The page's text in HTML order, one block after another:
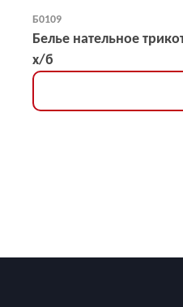
Б0109
Белье нательное
х/б